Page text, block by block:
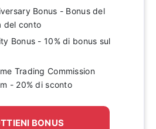
Bonus - Bonus del
del conto
Bonus - 10% di bonus sul
Trading Commission
- 20% di sconto
BONUS